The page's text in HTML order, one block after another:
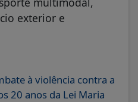
exterior e
à violência contra a
20 anos da Lei Maria